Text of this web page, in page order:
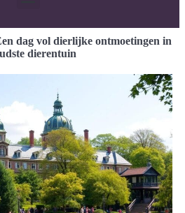
dag vol dierlijke ontmoetingen in
dierentuin